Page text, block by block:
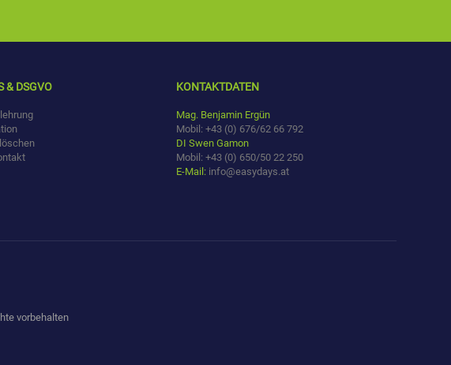
& DSGVO KONTAKTDATEN
Mag. Benjamin Ergün
Mobil: +43 (0) 676/62 66 792
DI Swen Gamon
Mobil: +43 (0) 650/50 22 250
E-Mail: info@easydays.at
vorbehalten